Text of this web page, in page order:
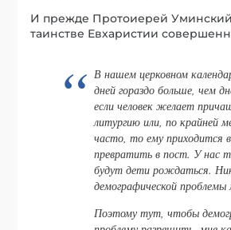
И прежде Протоиерей
таинстве Евхаристии
В нашем церковном
дней гораздо больше, чем
если человек желает
литургию или, по крайней
часто, то ему приходится
превратить в пост. У нас
будут дети рождаться.
демографической
Поэтому тут, чтобы